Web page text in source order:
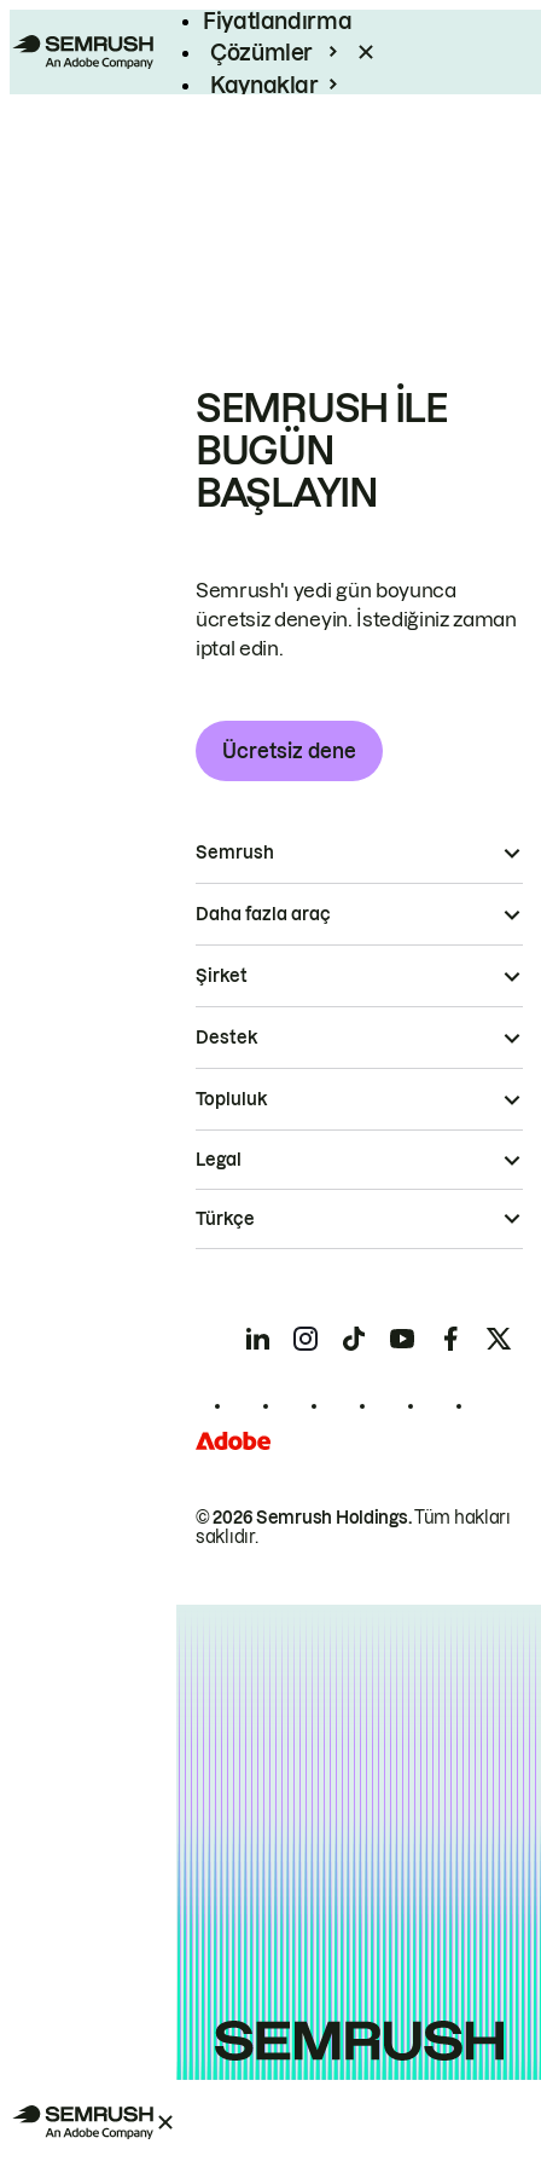
Fiyatlandırma
Çözümler
Kaynaklar
SEMRUSH ILE
BUGÜN
BAŞLAYIN
Semrush'ı yedi gün boyunca
ücretsiz deneyin. İstediğiniz zaman
iptal edin.
Ücretsiz dene
Semrush
Daha fazla araç
Şirket
Destek
Topluluk
© 2026 Semrush Holdings.Tüm hakları
saklıdır.
Legal
Türkçe